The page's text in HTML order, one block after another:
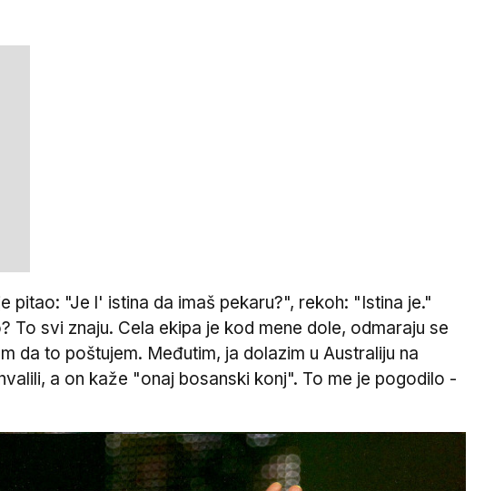
"Je l' istina da imaš pekaru?", rekoh: "Istina je."
svi znaju. Cela ekipa je kod mene dole, odmaraju se
da to poštujem. Međutim, ja dolazim u Australiju na
a on kaže "onaj bosanski konj". To me je pogodilo -